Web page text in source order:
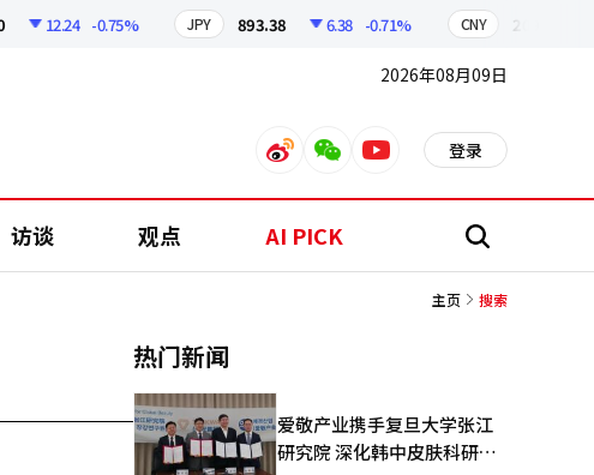
12.24 -0.75% JPY 893.38 6.38 -0.71% CNY 209.17
2026年08月09日
weiboweixinyoutube 登录
访谈 观点 AI PICK 搜
主页 搜索
热门新闻
爱敬产业携手复旦大学张江
研究院 深化韩中皮肤科研合